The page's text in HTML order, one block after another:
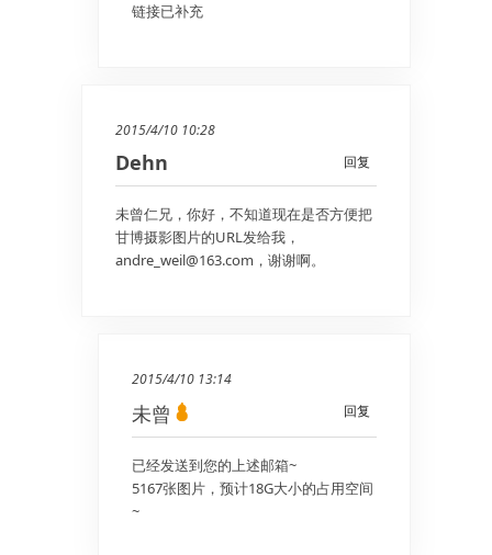
链接已补充
2015/4/10 10:28
回复
Dehn
未曾仁兄，你好，不知道现在是否方便把
甘博摄影图片的URL发给我，
andre_weil@163.com，谢谢啊。
2015/4/10 13:14
回复
未曾
已经发送到您的上述邮箱~
5167张图片，预计18G大小的占用空间
~